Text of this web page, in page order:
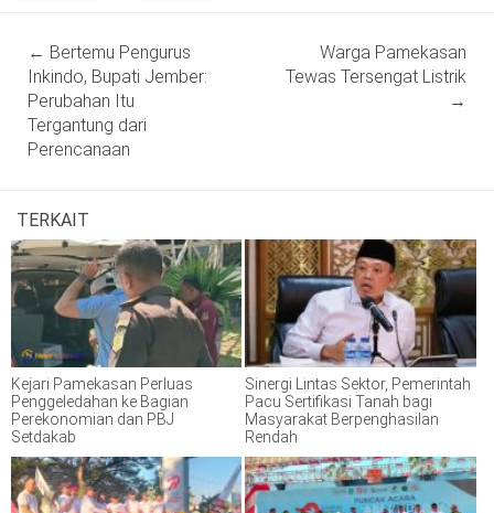
navigation
← Bertemu Pengurus
Inkindo, Bupati Jember:
Perubahan Itu
Tergantung dari
Perencanaan
Warga Pamekasan
Tewas Tersengat Listrik
→
TERKAIT
Kejari Pamekasan Perluas
Penggeledahan ke Bagian
Perekonomian dan PBJ
Setdakab
Sinergi Lintas Sektor, Pemerintah
Pacu Sertifikasi Tanah bagi
Masyarakat Berpenghasilan
Rendah